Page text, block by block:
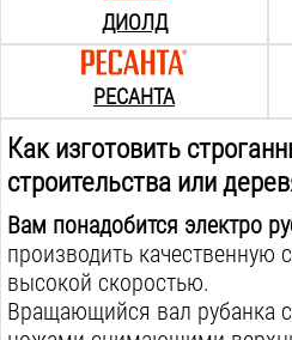
ДИОЛД
РЕСАНТА
Как изготовить
строительства или
Вам понадобится электро
производить качественную
высокой скоростью.
Вращающийся вал рубанка